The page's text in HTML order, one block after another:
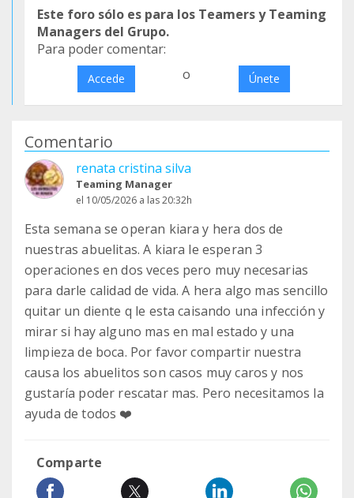
Este foro sólo es para los Teamers y Teaming
Managers del Grupo.
Para poder comentar:
Accede o Únete
Comentario
renata cristina silva
Teaming Manager
el 10/05/2026 a las 20:32h
Esta semana se operan kiara y hera dos de
nuestras abuelitas. A kiara le esperan 3
operaciones en dos veces pero muy necesarias
para darle calidad de vida. A hera algo mas sencillo
quitar un diente q le esta caisando una infección y
mirar si hay alguno mas en mal estado y una
limpieza de boca. Por favor compartir nuestra
causa los abuelitos son casos muy caros y nos
gustaría poder rescatar mas. Pero necesitamos la
ayuda de todos ❤️
Comparte